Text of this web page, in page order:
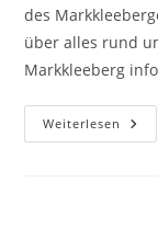
des
über alles rund
Markkleeberg
Weiterlesen
Beim